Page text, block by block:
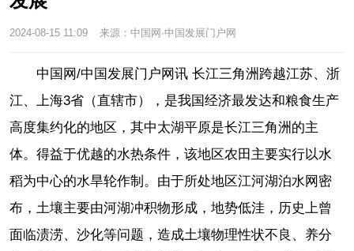
2024-08-15 11:09 来源：中国网·中国发展门户网
中国网/中国发展门户网讯 长江三角洲跨越江苏、浙
江、上海3省（直辖市），是我国经济最发达和粮食生产
高度集约化的地区，其中太湖平原是长江三角洲的主
体。得益于优越的水热条件，该地区农田主要实行以水
稻为中心的水旱轮作制。由于所处地区江河湖泊水网密
布，土壤主要由河湖冲积物形成，地势低洼，历史上曾
面临渍涝、沙化等问题，造成土壤物理性状不良、养分